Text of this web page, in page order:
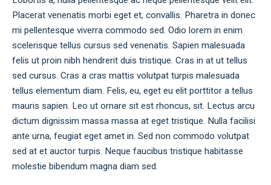
Placerat venenatis morbi eget et, convallis. Pharetra in donec
mi pellentesque viverra commodo sed. Odio lorem in enim
scelerisque tellus cursus sed venenatis. Sapien malesuada
felis ut proin nibh hendrerit duis tristique. Cras in at ut tellus
sed cursus. Cras a cras mattis volutpat turpis malesuada
tellus elementum diam. Felis, eu, eget eu elit porttitor a tellus
mauris sapien. Leo ut ornare sit est rhoncus, sit. Lectus arcu
dictum dignissim massa massa at eget tristique. Nulla facilisi
ante urna, feugiat eget amet in. Sed non commodo volutpat
sed at et auctor turpis. Neque faucibus tristique habitasse
molestie bibendum magna diam sed.